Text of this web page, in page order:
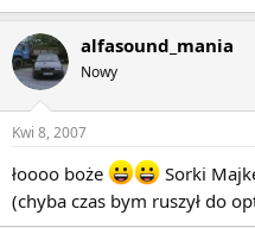
alfasound_mania
Nowy
Kwi 8, 2007
łoooo boże
Sorki
(chyba czas bym ruszył do